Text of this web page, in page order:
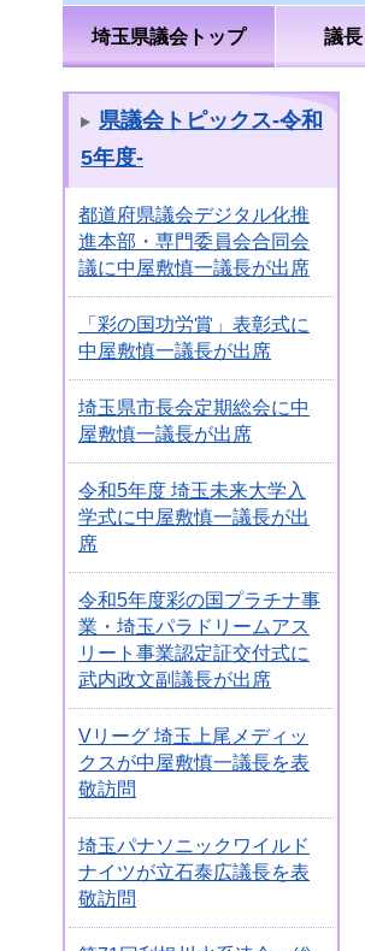
埼玉県議会トップ 議
県議会トピックス-令和
5年度-
都道府県議会デジタル化推
進本部・専門委員会合同会
議に中屋敷慎一議長が出席
「彩の国功労賞」表彰式に
中屋敷慎一議長が出席
埼玉県市長会定期総会に中
屋敷慎一議長が出席
令和5年度 埼玉未来大学入
学式に中屋敷慎一議長が出
席
令和5年度彩の国プラチナ事
業・埼玉パラドリームアス
リート事業認定証交付式に
武内政文副議長が出席
Vリーグ 埼玉上尾メディッ
クスが中屋敷慎一議長を表
敬訪問
埼玉パナソニックワイルド
ナイツが立石泰広議長を表
敬訪問